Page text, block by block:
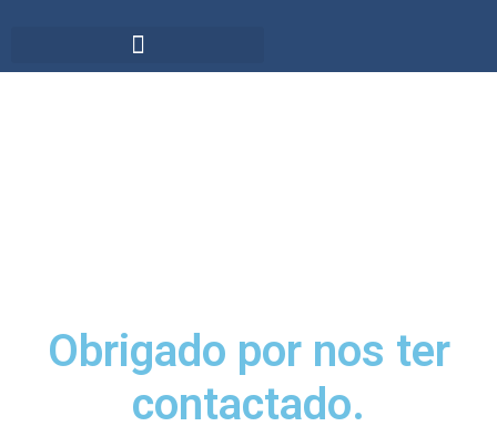
Obrigado por nos ter
contactado.